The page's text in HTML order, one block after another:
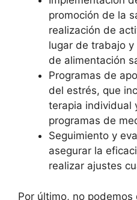
promoción de la
realización de
lugar de ‍trabajo
de alimentación⁢
Programas de
del estrés, que
terapia individual
programas de
Seguimiento y⁣
asegurar la
realizar ajustes
Por último, no